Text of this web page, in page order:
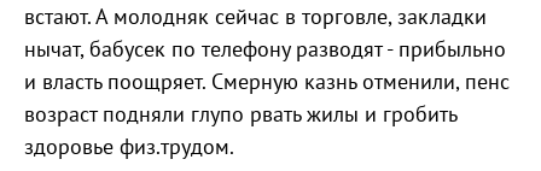
встают. А молодняк сейчас в торговле, закладки
нычат, бабусек по телефону разводят - прибыльно
и власть поощряет. Смерную казнь отменили, пенс
возраст подняли глупо рвать жилы и гробить
здоровье физ.трудом.